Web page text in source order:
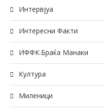
Интервјуа
Интересни Факти
ИФФК.Браќа Манаки
Култура
Миленици